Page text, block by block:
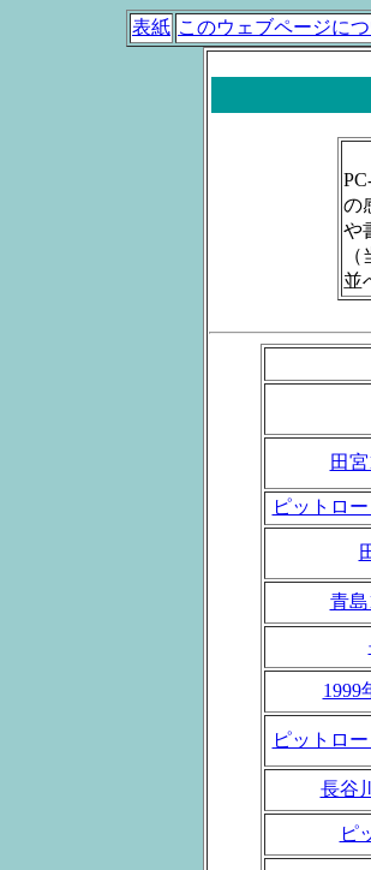
表紙 このウェブページに
の
や
並
田
ピットロ
青
1999
ピットロ
長谷
ピ